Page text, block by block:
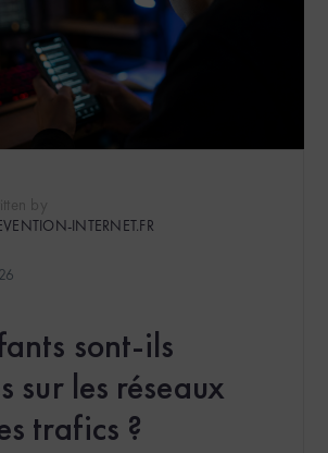
INTERNET.FR
sont-ils
sur les réseaux
trafics ?